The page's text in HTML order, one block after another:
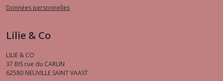
Données personnelles
Lilie & Co
LILIE & CO
37 BIS rue du CARLIN
62580 NEUVILLE SAINT VAAST